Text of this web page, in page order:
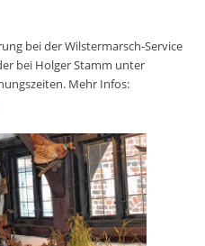
bei der Wilstermarsch-Service
bei Holger Stamm unter
Mehr Infos: